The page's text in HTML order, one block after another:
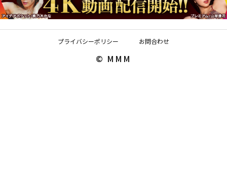
プライバシーポリシー お問合わせ
© MMM